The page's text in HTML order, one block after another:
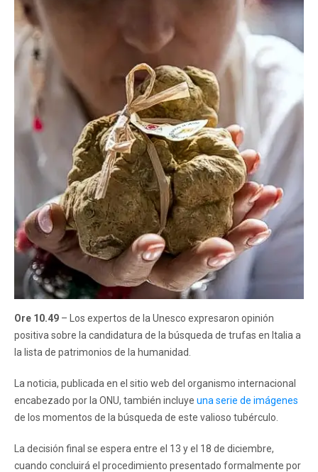
Ore 10.49 – Los expertos de la Unesco expresaron opinión
positiva sobre la candidatura de la búsqueda de trufas en Italia a
la lista de patrimonios de la humanidad.
La noticia, publicada en el sitio web del organismo internacional
encabezado por la ONU, también incluye una serie de imágenes
de los momentos de la búsqueda de este valioso tubérculo.
La decisión final se espera entre el 13 y el 18 de diciembre,
cuando concluirá el procedimiento presentado formalmente por